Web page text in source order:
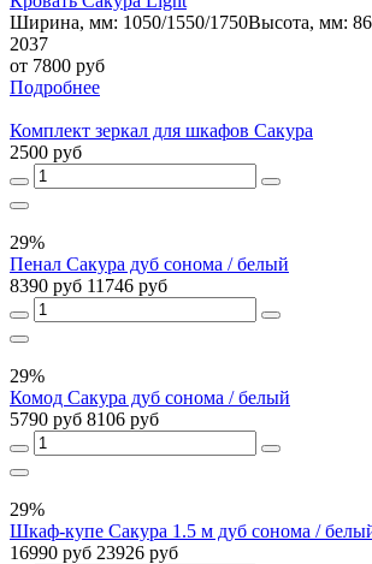
Ширина, мм: 1050/1550/1750Высота, мм:
2037
от 7800 руб
Подробнее
Комплект зеркал для шкафов Сакура
2500 руб
29%
Пенал Сакура дуб сонома / белый
8390 руб 11746 руб
29%
Комод Сакура дуб сонома / белый
5790 руб 8106 руб
29%
Шкаф-купе Сакура 1.5 м дуб сонома /
16990 руб 23926 руб